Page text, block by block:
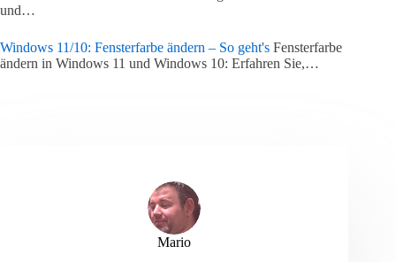
und…
Windows 11/10: Fensterfarbe ändern – So geht's Fensterfarbe
ändern in Windows 11 und Windows 10: Erfahren Sie,…
Mario